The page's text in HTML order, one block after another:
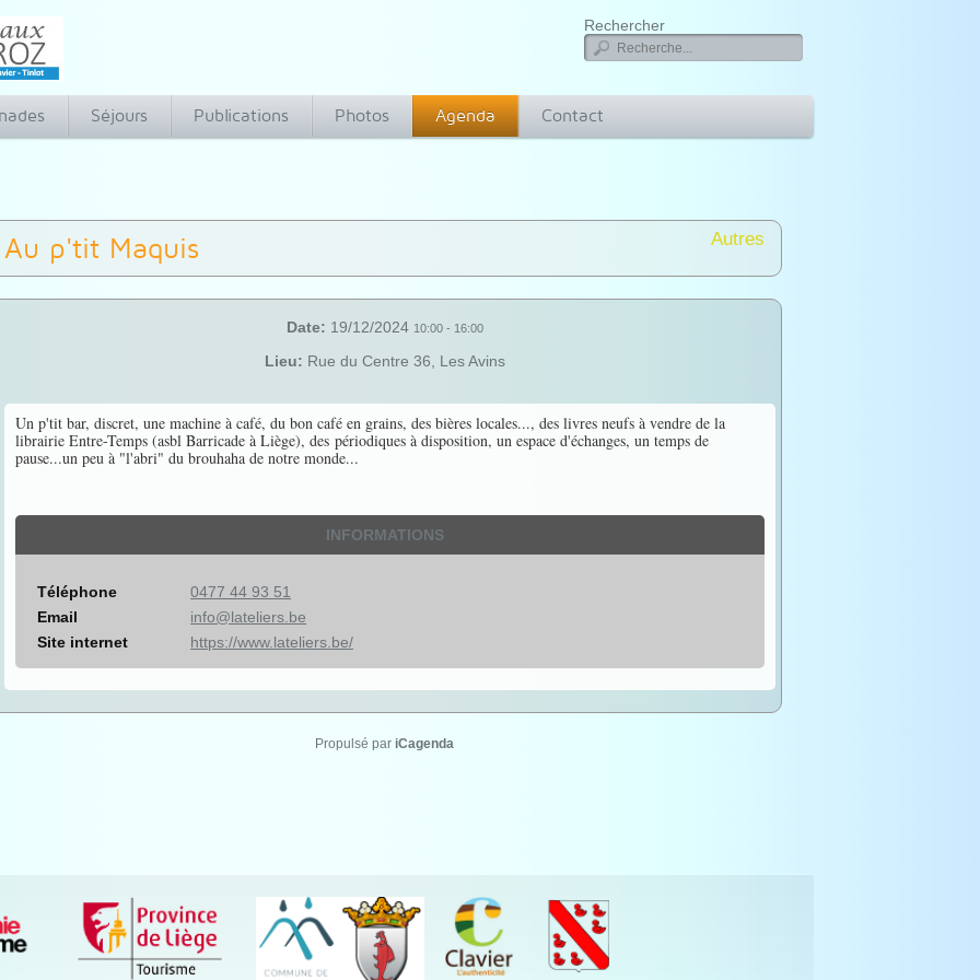
Rechercher
Séjours Publications Photos Agenda Contact
Au p'tit Maquis Autres
Date: 19/12/2024 10:00- 16:00
Lieu: Rue du Centre 36, Les Avins
Un p'tit bar, discret, une machine à café, du bon café en grains, des bières locales..., des livres neufs à vendre de la
librairie Entre-Temps (asbl Barricade à Liège), des périodiques à disposition, un espace d'échanges, un temps de
pause...un peu à "l'abri" du brouhaha de notre monde...
INFORMATIONS
Téléphone
0477 44 93 51
Email
info@lateliers.be
Site internet
https://www.lateliers.be/
Propulsé par iCagenda